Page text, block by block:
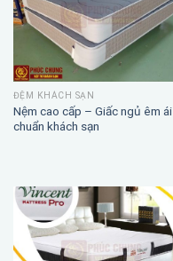
ĐỆM KHÁCH SẠN
Nệm cao cấp – Giấc ngủ êm ái
chuẩn khách sạn